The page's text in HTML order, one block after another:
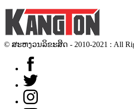
© ສະຫງວນລິຂະສິດ - 2010-2021 : All